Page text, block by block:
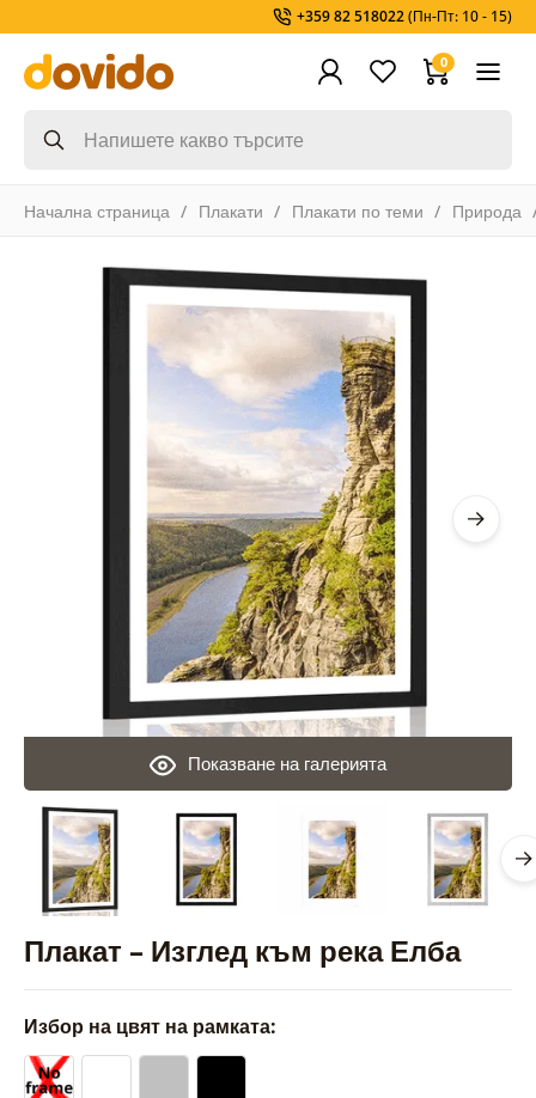
+359 82 518022(Пн-Пт: 10 - 15)
0
Начална страница Плакати Плакати по теми Природа
Плакат – Изглед към река Елба
Показване на галерията
Избор на цвят на рамката: